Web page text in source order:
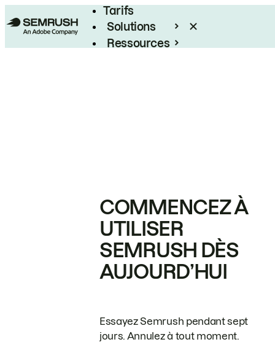
Tarifs
Solutions
Ressources
COMMENCEZ À
UTILISER
SEMRUSH DÈS
AUJOURD’HUI
Essayez Semrush pendant sept
jours. Annulez à tout moment.